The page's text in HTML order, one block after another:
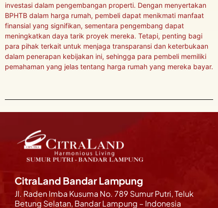
investasi dalam pengembangan properti. Dengan menyertakan
BPHTB dalam harga rumah, pembeli dapat menikmati manfaat
finansial yang signifikan, sementara pengembang dapat
meningkatkan daya tarik proyek mereka. Tetapi, penting bagi
para pihak terkait untuk menjaga transparansi dan keterbukaan
dalam penerapan kebijakan ini, sehingga para pembeli memiliki
pemahaman yang jelas tentang harga rumah yang mereka bayar.
CitraLand Bandar Lampung
Jl. Raden Imba Kusuma No. 789 Sumur Putri, Teluk
Betung Selatan, Bandar Lampung – Indonesia